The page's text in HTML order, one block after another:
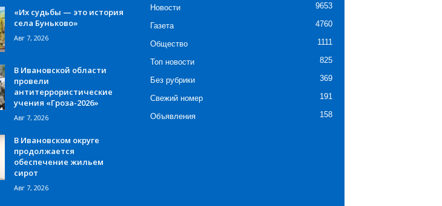
«Их судьбы — это история
села Буньково»
Авг 7, 2026
В Ивановской области
провели
антитеррористические
учения «Гроза-2026»
Авг 7, 2026
В Ивановском округе
продолжается
обеспечение жильем
сирот
Авг 7, 2026
Новости 9653
Газета 4760
Общество 1111
Топ новости 825
Без рубрики 369
Свежий номер 191
Объявления 158